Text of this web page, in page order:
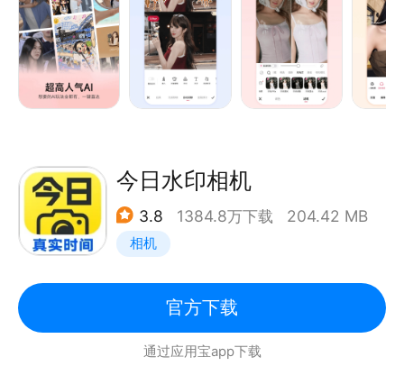
【人像美容】面部丰盈、瘦脸瘦身、智能美发、增高塑
形、面部重塑…像素级美容精修。
【拼图神器】海量风格模板，照片视频都能拼，日常快
速拼图，一键高清导出！
【视频美容】视频高清人像精修，像修图一样修视频！
【视频剪辑】功能简单0门槛，视频大片轻松剪！AI智
能画质修复，视频也清晰。
【美图AI全家桶】AI绘画实现绘画自由、AI修图智能修
效。
==== 联系方式 ====
微信官方公众号：meituxiuxiu
今日水印相机
3.8 1384.8万下载 204.42 MB
相机
官方下载
通过应用宝app下载